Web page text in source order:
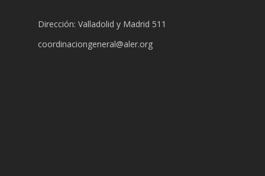
Dirección: Valladolid y Madrid 511
coordinaciongeneral@aler.org